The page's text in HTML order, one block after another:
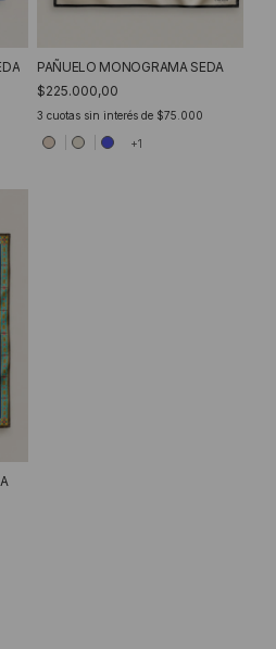
PAÑUELO MONOGRAMA SEDA
$225.000,00
3 cuotas sin interés de $75.000
+1